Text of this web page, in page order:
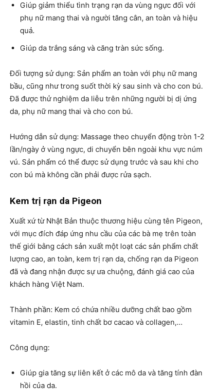
Giúp giảm thiểu tình trạng rạn da vùng ngực đối với
phụ nữ mang thai và người tăng cân, an toàn và hiệu
quả.
Giúp da trắng sáng và căng tràn sức sống.
Đối tượng sử dụng: Sản phẩm an toàn với phụ nữ mang
bầu, cũng như trong suốt thời kỳ sau sinh và cho con bú.
Đã được thử nghiệm da liễu trên những người bị dị ứng
da, phụ nữ mang thai và cho con bú.
Hướng dẫn sử dụng: Massage theo chuyển động tròn 1-2
lần/ngày ở vùng ngực, di chuyển bên ngoài khu vực núm
vú. Sản phẩm có thể được sử dụng trước và sau khi cho
con bú mà không cần phải được rửa sạch.
Kem trị rạn da Pigeon
Xuất xứ từ Nhật Bản thuộc thương hiệu cùng tên Pigeon,
với mục đích đáp ứng nhu cầu của các bà mẹ trên toàn
thế giới bằng cách sản xuất một loạt các sản phẩm chất
lượng cao, an toàn, kem trị rạn da, chống rạn da Pigeon
đã và đang nhận được sự ưa chuộng, đánh giá cao của
khách hàng Việt Nam.
Thành phần: Kem có chứa nhiều dưỡng chất bao gồm
vitamin E, elastin, tinh chất bơ cacao và collagen,…
Công dụng:
Giúp gia tăng sự liên kết ở các mô da và tăng tính đàn
hồi của da.